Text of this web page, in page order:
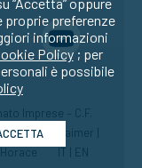
Imprese – C.F.
|Disclaimer
Horace IT EN
proprie preferenze
informazioni
Policy; per
è possibile